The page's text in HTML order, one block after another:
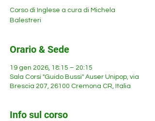
Corso di Inglese a cura di Michela
Balestreri
Orario & Sede
19 gen 2026, 18:15 – 20:15
Sala Corsi "Guido Bussi" Auser Unipop, via
Brescia 207, 26100 Cremona CR, Italia
Info sul corso